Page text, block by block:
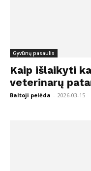
Gyvūnų pasaulis
Kaip išlaikyti
veterinarų
Baltoji pelėda - 2026-03-15